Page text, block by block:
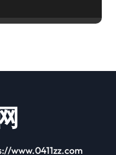
www.0411zz.com